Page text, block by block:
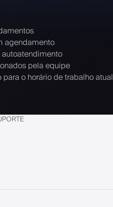
agendamento
pela equipe
o horário de trabalho atual